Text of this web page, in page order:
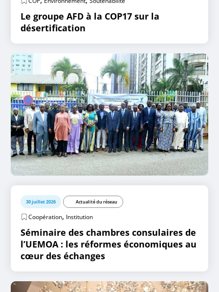
Le groupe AFD à la COP17 sur la
désertification
30 juillet 2026 Actualité du réseau
Coopération, Institution
Séminaire des chambres consulaires de
l’UEMOA : les réformes économiques au
cœur des échanges